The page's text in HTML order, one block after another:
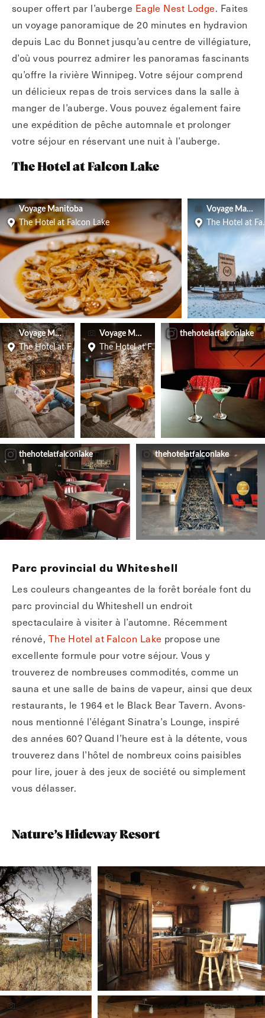
souper offert par l’auberge Eagle Nest Lodge. Faites
un voyage panoramique de 20 minutes en hydravion
depuis Lac du Bonnet jusqu’au centre de villégiature,
d’où vous pourrez admirer les panoramas fascinants
qu’offre la rivière Winnipeg. Votre séjour comprend
un délicieux repas de trois services dans la salle à
manger de l’auberge. Vous pouvez également faire
une expédition de pêche automnale et prolonger
votre séjour en réservant une nuit à l’auberge.
The Hotel at Falcon Lake
Voyage Manitoba
The Hotel at Falcon Lake
Voyage
The Hotel at
Voyage Manitoba
The Hotel at Falcon Lake
Voyage Manitoba
The Hotel at Falcon Lake
thehotelatfalconlake
thehotelatfalconlake thehotelatfalconlake
Parc provincial du Whiteshell
Les couleurs changeantes de la forêt boréale font du
parc provincial du Whiteshell un endroit
spectaculaire à visiter à l’automne. Récemment
rénové, The Hotel at Falcon Lake propose une
excellente formule pour votre séjour. Vous y
trouverez de nombreuses commodités, comme un
sauna et une salle de bains de vapeur, ainsi que deux
restaurants, le 1964 et le Black Bear Tavern. Avons-
nous mentionné l’élégant Sinatra’s Lounge, inspiré
des années 60? Quand l’heure est à la détente, vous
trouverez dans l’hôtel de nombreux coins paisibles
pour lire, jouer à des jeux de société ou simplement
vous délasser.
Nature’s Hideway Resort